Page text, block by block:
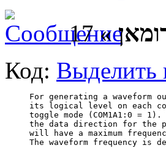
Код: Выделить
For generating a waveform
its logical level on each
toggle mode (COM1A1:0 =
the data direction for the
will have a maximum
The waveform frequency is